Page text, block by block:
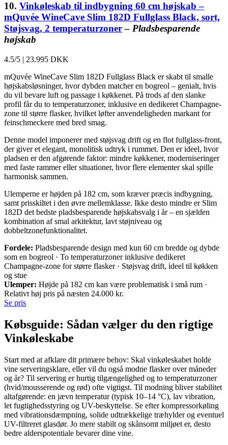
10. Vinkøleskab til indbygning 60 cm højskab –
mQuvée WineCave Slim 182D Fullglass Black, sort,
Støjsvag, 2 temperaturzoner– Pladsbesparende
højskab
4.5/5 | 23.995 DKK
mQuvée WineCave Slim 182D Fullglass Black er skabt til smalle
højskabsløsninger, hvor dybden matcher en bogreol – genialt, hvis
du vil bevare luft og passage i køkkenet. På trods af den slanke
profil får du to temperaturzoner, inklusive en dedikeret Champagne-
zone til større flasker, hvilket løfter anvendeligheden markant for
feinschmeckere med bred smag.
Denne model imponerer med støjsvag drift og en flot fullglass-front,
der giver et elegant, monolitisk udtryk i rummet. Den er ideel, hvor
pladsen er den afgørende faktor: mindre køkkener, moderniseringer
med faste rammer eller situationer, hvor flere elementer skal spille
harmonisk sammen.
Ulemperne er højden på 182 cm, som kræver præcis indbygning,
samt prisskiltet i den øvre mellemklasse. Ikke desto mindre er Slim
182D det bedste pladsbesparende højskabsvalg i år – en sjælden
kombination af smal arkitektur, lavt støjniveau og
dobbeltzonefunktionalitet.
Fordele: Pladsbesparende design med kun 60 cm bredde og dybde
som en bogreol · To temperaturzoner inklusive dedikeret
Champagne-zone for større flasker · Støjsvag drift, ideel til køkken
og stue
Ulemper: Højde på 182 cm kan være problematisk i små rum ·
Relativt høj pris på næsten 24.000 kr.
Se pris
Købsguide: Sådan vælger du den rigtige
Vinkøleskabe
Start med at afklare dit primære behov: Skal vinkøleskabet holde
vine serveringsklare, eller vil du også modne flasker over måneder
og år? Til servering er hurtig tilgængelighed og to temperaturzoner
(hvid/mousserende og rød) ofte vigtigst. Til modning bliver stabilitet
altafgørende: en jævn temperatur (typisk 10–14 °C), lav vibration,
let fugtighedsstyring og UV-beskyttelse. Se efter kompressorkøling
med vibrationsdæmpning, solide udtrækkelige træhylder og eventuel
UV-filtreret glasdør. Jo mere stabilt og skånsomt miljøet er, desto
bedre alderspotentiale bevarer dine vine.